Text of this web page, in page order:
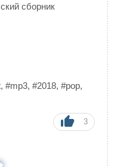
сборник
, #mp3, #2018, #pop,
3